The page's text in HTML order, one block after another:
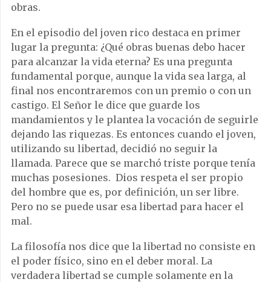
obras.
En el episodio del joven rico destaca en primer
lugar la pregunta: ¿Qué obras buenas debo hacer
para alcanzar la vida eterna? Es una pregunta
fundamental porque, aunque la vida sea larga, al
final nos encontraremos con un premio o con un
castigo. El Señor le dice que guarde los
mandamientos y le plantea la vocación de seguirle
dejando las riquezas. Es entonces cuando el joven,
utilizando su libertad, decidió no seguir la
llamada. Parece que se marchó triste porque tenía
muchas posesiones. Dios respeta el ser propio
del hombre que es, por definición, un ser libre.
Pero no se puede usar esa libertad para hacer el
mal.
La filosofía nos dice que la libertad no consiste en
el poder físico, sino en el deber moral. La
verdadera libertad se cumple solamente en la